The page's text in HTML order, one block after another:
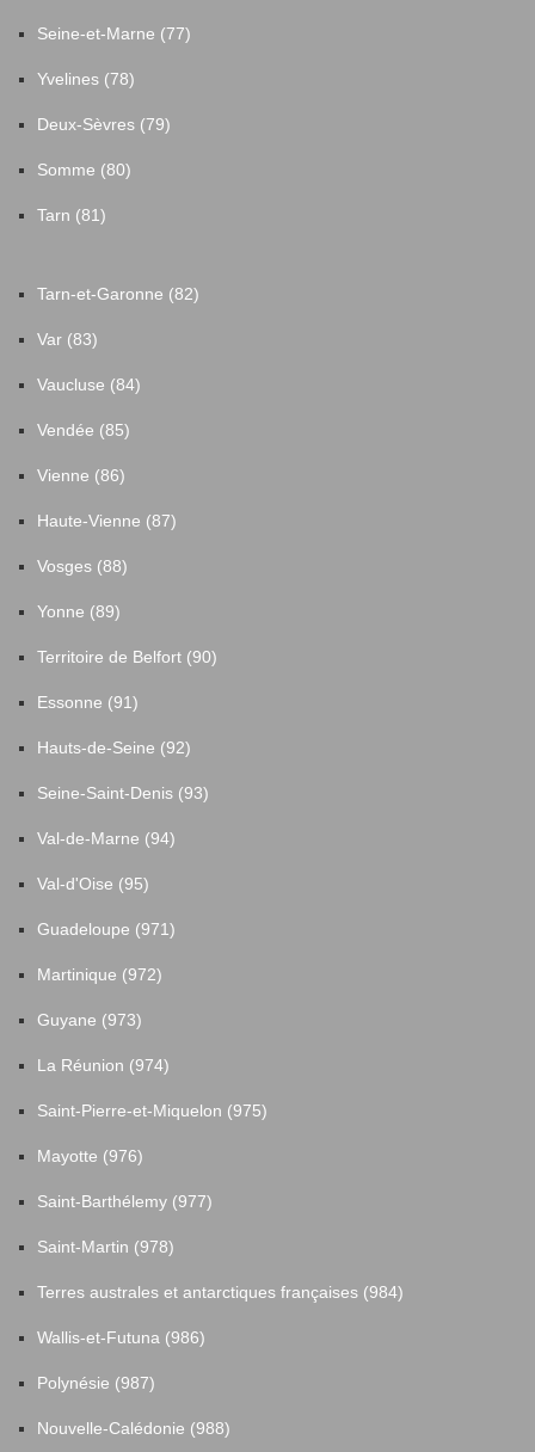
Seine-et-Marne (77)
Yvelines (78)
Deux-Sèvres (79)
Somme (80)
Tarn (81)
Tarn-et-Garonne (82)
Var (83)
Vaucluse (84)
Vendée (85)
Vienne (86)
Haute-Vienne (87)
Vosges (88)
Yonne (89)
Territoire de Belfort (90)
Essonne (91)
Hauts-de-Seine (92)
Seine-Saint-Denis (93)
Val-de-Marne (94)
Val-d'Oise (95)
Guadeloupe (971)
Martinique (972)
Guyane (973)
La Réunion (974)
Saint-Pierre-et-Miquelon (975)
Mayotte (976)
Saint-Barthélemy (977)
Saint-Martin (978)
Terres australes et antarctiques françaises (984)
Wallis-et-Futuna (986)
Polynésie (987)
Nouvelle-Calédonie (988)